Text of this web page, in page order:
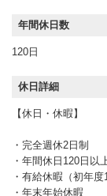
年間休日数
120日
休日詳細
【休日・休暇】
・完全週休2日制
・年間休日120日以
・有給休暇（初年
・年末年始休暇